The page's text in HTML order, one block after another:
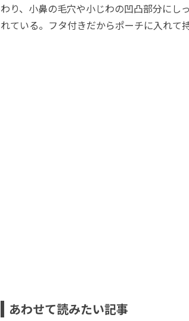
わり、小鼻の毛穴や小じわの凹凸部分にし
れている。フタ付きだからポーチに入れて
あわせて読みたい記事